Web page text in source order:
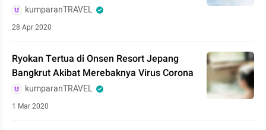
kumparanTRAVEL
28 Apr 2020
Ryokan Tertua di Onsen Resort Jepang
Bangkrut Akibat Merebaknya Virus Corona
kumparanTRAVEL
1 Mar 2020